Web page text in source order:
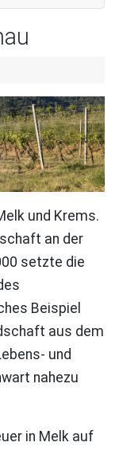
und Krems.
an der
setzte die
Beispiel
aus dem
und
nahezu
in Melk auf